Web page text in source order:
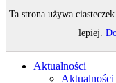
Odwiedza nas 178
Aktualności
Aktualności
Ta strona używa
lepiej.